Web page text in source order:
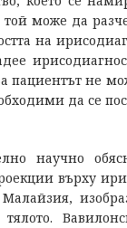
той може да
на
пациентът не
да се
научно
върху